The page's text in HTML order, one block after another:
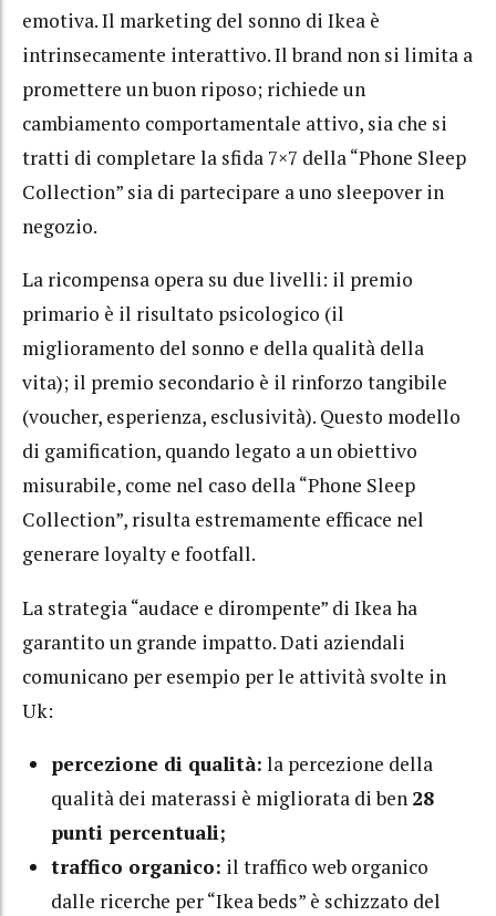
emotiva. Il marketing del sonno di Ikea è
intrinsecamente interattivo. Il brand non si limita a
promettere un buon riposo; richiede un
cambiamento comportamentale attivo, sia che si
tratti di completare la sfida 7×7 della “Phone Sleep
Collection” sia di partecipare a uno sleepover in
negozio.
La ricompensa opera su due livelli: il premio
primario è il risultato psicologico (il
miglioramento del sonno e della qualità della
vita); il premio secondario è il rinforzo tangibile
(voucher, esperienza, esclusività). Questo modello
di gamification, quando legato a un obiettivo
misurabile, come nel caso della “Phone Sleep
Collection”, risulta estremamente efficace nel
generare loyalty e footfall.
La strategia “audace e dirompente” di Ikea ha
garantito un grande impatto. Dati aziendali
comunicano per esempio per le attività svolte in
Uk:
percezione di qualità: la percezione della
qualità dei materassi è migliorata di ben 28
punti percentuali;
traffico organico: il traffico web organico
dalle ricerche per “Ikea beds” è schizzato del